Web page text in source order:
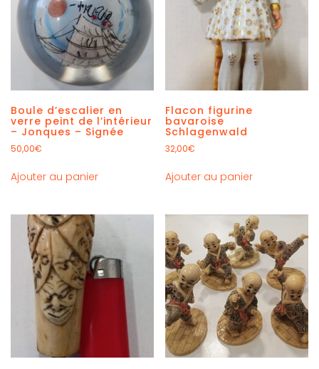
Boule d’escalier en
verre peint de l’intérieur
– Jonques – Signée
50,00€
Ajouter au panier
Flacon figurine
bavaroise
Schlagenwald
32,00€
Ajouter au panier